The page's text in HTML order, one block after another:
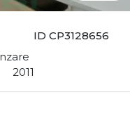
ID CP3128656
2011